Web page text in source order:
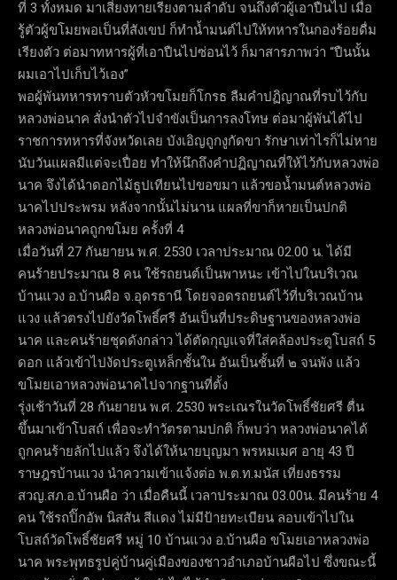
ที่ 3 ทั้งหมด มาเสี่ยงทายเรียงตามลำดับ จนถึงตัวผู้เอาปืนไป เมื่อ
รู้ตัวผู้ขโมยพอเป็นที่สังเขป ก็ทำน้ำมนต์ไปให้ทหารในกองร้อยดื่ม
เรียงตัว ต่อมาทหารผู้ที่เอาปืนไปซ่อนไว้ ก็มาสารภาพว่า “ปืนนั้น
ผมเอาไปเก็บไว้เอง”
พอผู้พันทหารทราบตัวหัวขโมยก็โกรธ ลืมคำปฏิญาณที่รบไว้กับ
หลวงพ่อนาค สั่งนำตัวไปจำขังเป็นการลงโทษ ต่อมาผู้พันได้ไป
ราชการทหารที่จังหวัดเลย บังเอิญถูกงูกัดขา รักษาเท่าไรก็ไม่หาย
นับวันแผลมีแต่จะเปื่อย ทำให้นึกถึงคำปฏิญาณที่ให้ไว้กับหลวงพ่อ
นาค จึงได้นำดอกไม้ธูปเทียนไปขอขมา แล้วขอน้ำมนต์หลวงพ่อ
นาคไปประพรม หลังจากนั้นไม่นาน แผลที่ขาก็หายเป็นปกติ
หลวงพ่อนาคถูกขโมย ครั้งที่ 4
เมื่อวันที่ 27 กันยายน พ.ศ. 2530 เวลาประมาณ 02.00 น. ได้มี
คนร้ายประมาณ 8 คน ใช้รถยนต์เป็นพาหนะ เข้าไปในบริเวณ
บ้านแวง อ.บ้านผือ จ.อุดรธานี โดยจอดรถยนต์ไว้ที่บริเวณบ้าน
แวง แล้วตรงไปยังวัดโพธิ์ศรี อันเป็นที่ประดิษฐานของหลวงพ่อ
นาค และคนร้ายชุดดังกล่าว ได้ตัดกุญแจที่ใส่คล้องประตูโบสถ์ 5
ดอก แล้วเข้าไปงัดประตูเหล็กชั้นใน อันเป็นชั้นที่ ๒ จนพัง แล้ว
ขโมยเอาหลวงพ่อนาคไปจากฐานที่ตั้ง
รุ่งเช้าวันที่ 28 กันยายน พ.ศ. 2530 พระเณรในวัดโพธิ์ชัยศรี ตื่น
ขึ้นมาเข้าโบสถ์ เพื่อจะทำวัตรตามปกติ ก็พบว่า หลวงพ่อนาคได้
ถูกคนร้ายลักไปแล้ว จึงได้ให้นายบุญมา พรหมเมศ อายุ 43 ปี
ราษฎรบ้านแวง นำความเข้าแจ้งต่อ พ.ต.ท.มนัส เที่ยงธรรม
สวญ.สภ.อ.บ้านผือ ว่า เมื่อคืนนี้ เวลาประมาณ 03.00น. มีคนร้าย 4
คน ใช้รถปิ๊กอัพ นิสสัน สีแดง ไม่มีป้ายทะเบียน ลอบเข้าไปใน
โบสถ์วัดโพธิ์ชัยศรี หมู่ 10 บ้านแวง อ.บ้านผือ ขโมยเอาหลวงพ่อ
นาค พระพุทธรูปคู่บ้านคู่เมืองของชาวอำเภอบ้านผือไป ซึ่งขณะนี้